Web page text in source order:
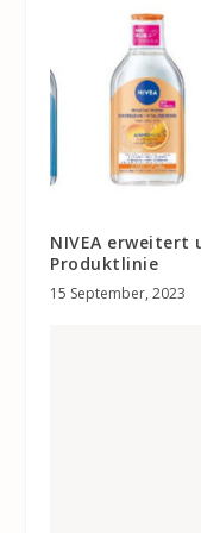
NIVEA
Produktlinie
15 September, 2023